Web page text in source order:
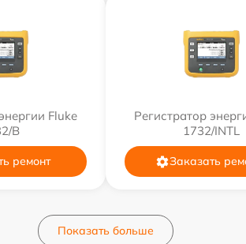
Fluke
B
ремонт
Регистратор
1732/INTL
Заказать
Показать больше